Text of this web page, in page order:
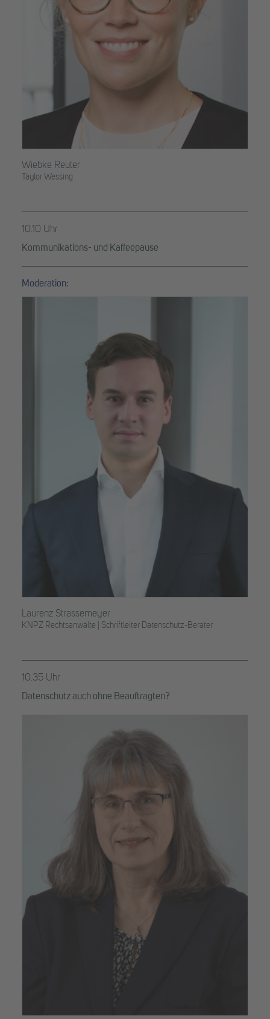
Wiebke Reuter
Taylor Wessing
10.10 Uhr
Kommunikations- und Kaffeepause
Moderation:
Laurenz Strassemeyer
KNPZ Rechtsanwälte | Schriftleiter Datenschutz-Berater
10.35 Uhr
Datenschutz auch ohne Beauftragten?